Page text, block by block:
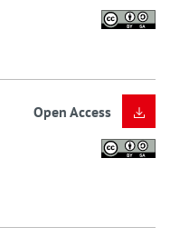
Open Access